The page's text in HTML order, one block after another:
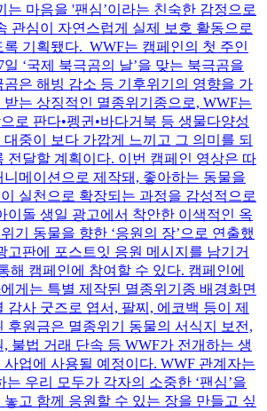
는 마음을 '팬심’이라는 친숙한 감정으로
관심이 자연스럽게 실제 보호 활동으로
록 기획됐다. WWF는 캠페인의 첫 주인
‘국제 북극곰의 날’을 맞는 북극곰을
곰은 해빙 감소 등 기후위기의 영향을 가
받는 상징적인 멸종위기종으로, WWF는
로 판다•펭귄•바다거북 등 생물다양성
중이 보다 가깝게 느끼고 그 의미를 되
전달할 계획이다. 이번 캠페인 영상은 따
니메이션으로 제작돼, 좋아하는 동물을
실천으로 확장되는 과정을 감성적으로
이돌 생일 광고에서 착안한 이색적인 옥
기 동물을 향한 ‘응원의 장’으로 연출했
고판에 포스트잇 응원 메시지를 남기거
해 캠페인에 참여할 수 있다. 캠페인에
게는 특별 제작된 멸종위기종 배경화면
감사 굿즈로 엽서, 팔찌, 에코백 등이 제
후원금은 멸종위기 동물의 서식지 보전,
불법 거래 단속 등 WWF가 전개하는 생
사업에 사용될 예정이다. WWF 관계자는
는 우리 모두가 각자의 소중한 ‘팬심’을
놓고 함께 응원할 수 있는 장을 만들고 싶